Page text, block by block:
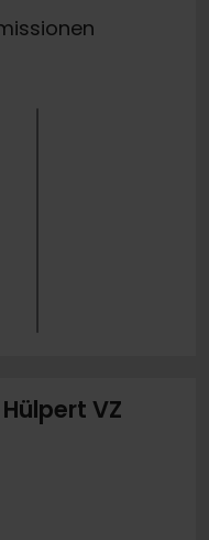
VZ